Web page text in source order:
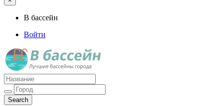
В бассейн
Войти
Лучшие бассейны города